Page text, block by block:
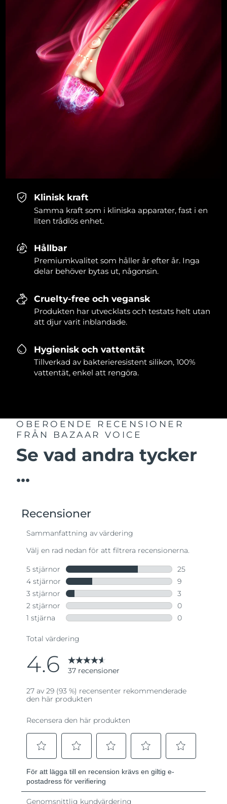
Klinisk kraft
Samma kraft som i kliniska apparater, fast i en
liten trådlös enhet.
Hållbar
Premiumkvalitet som håller år efter år. Inga
delar behöver bytas ut, någonsin.
Cruelty-free och vegansk
Produkten har utvecklats och testats helt utan
att djur varit inblandade.
Hygienisk och vattentät
Tillverkad av bakterieresistent silikon, 100%
vattentät, enkel att rengöra.
OBEROENDE RECENSIONER
FRÅN BAZAAR VOICE
Se vad andra tycker
...